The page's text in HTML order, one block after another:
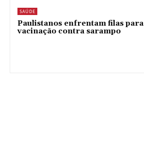
SAÚDE
Paulistanos enfrentam filas para
vacinação contra sarampo